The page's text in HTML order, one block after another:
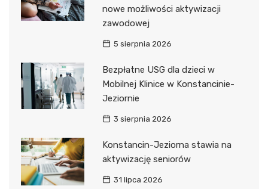
nowe możliwości aktywizacji
zawodowej
5 sierpnia 2026
Bezpłatne USG dla dzieci w
Mobilnej Klinice w Konstancinie-
Jeziornie
3 sierpnia 2026
Konstancin-Jeziorna stawia na
aktywizację seniorów
31 lipca 2026